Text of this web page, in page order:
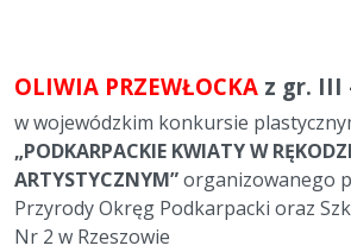
OLIWIA PRZEWŁOCKA z gr. III
w wojewódzkim konkursie
„PODKARPACKIE KWIATY W
ARTYSTYCZNYM”organizowanego
Przyrody Okręg Podkarpacki oraz
Nr 2 w Rzeszowie